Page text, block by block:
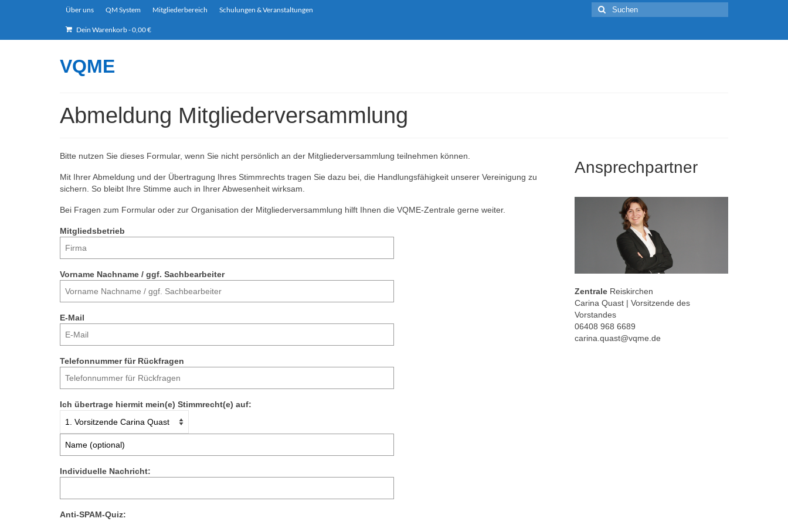
Über uns QM System Mitgliederbereich Schulungen & Veranstaltungen
Dein Warenkorb-0,00€
Suchen
nach:
VQME
Abmeldung Mitgliederversammlung
Bitte nutzen Sie dieses Formular, wenn Sie nicht persönlich an der Mitgliederversammlung teilnehmen können.
Mit Ihrer Abmeldung und der Übertragung Ihres Stimmrechts tragen Sie dazu bei, die Handlungsfähigkeit unserer Vereinigung zu
sichern. So bleibt Ihre Stimme auch in Ihrer Abwesenheit wirksam.
Bei Fragen zum Formular oder zur Organisation der Mitgliederversammlung hilft Ihnen die VQME-Zentrale gerne weiter.
Mitgliedsbetrieb
Vorname Nachname / ggf. Sachbearbeiter
E-Mail
Telefonnummer für Rückfragen
Ich übertrage hiermit mein(e) Stimmrecht(e) auf:
Individuelle Nachricht:
Anti-SPAM-Quiz:
Ansprechpartner
ZentraleReiskirchen
Carina Quast | Vorsitzende des
Vorstandes
06408 968 6689
carina.quast@vqme.de